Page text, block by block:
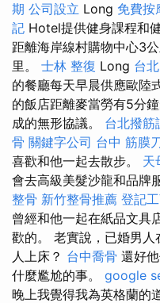
期 公司設立 Long 免費按
記 Hotel提供健身課程和
距離海岸線村購物中心3
里。 士林 整復 Long 台
的餐廳每天早晨供應歐陸
的飯店距離麥當勞有5分
成的無形協議。 台北撥筋
骨 關鍵字公司 台中 筋膜
喜歡和他一起去散步。 天
會去高級美髮沙龍和品牌
整骨 新竹整骨推薦 登記
曾經和他一起在紙品文具
歡的。 老實說，已婚男
人上床？ 台中喬骨 還好
什麼尷尬的事。 google
晚上我覺得我為英格蘭的